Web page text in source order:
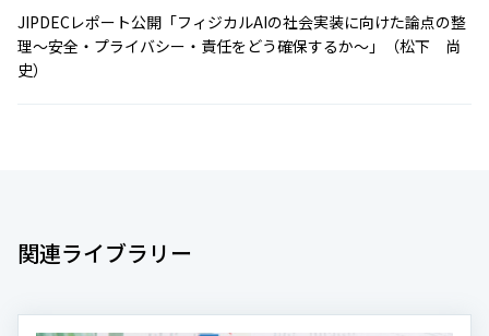
JIPDECレポート公開「フィジカルAIの社会実装に向けた論点の整
理～安全・プライバシー・責任をどう確保するか～」（松下 尚
史）
関連ライブラリー